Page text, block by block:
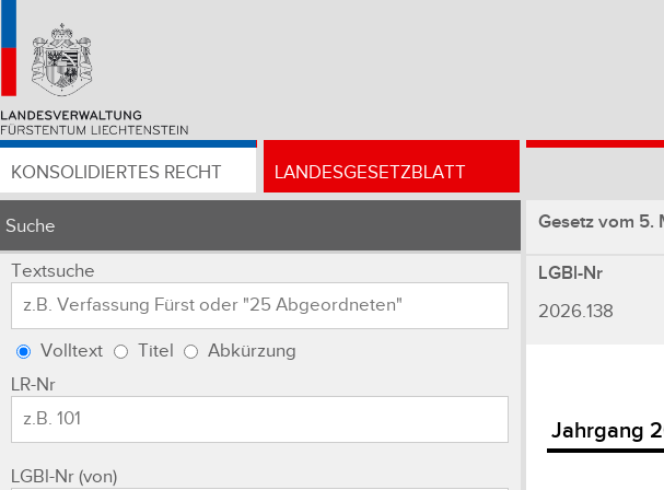
KONSOLIDIERTES RECHT LANDESGESETZBLATT
Suche
Textsuche
Volltext Titel
Abkürzung
LR-Nr
LGBl-Nr (von)
Gesetz vom 5.
LGBl-Nr
2026.138